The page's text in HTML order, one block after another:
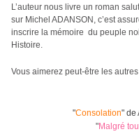
L’auteur nous livre un roman
sur Michel ADANSON, c’est
inscrire la mémoire du peuple
Histoire.
Vous aimerez peut-être les
"Consolation" de
"Malgré